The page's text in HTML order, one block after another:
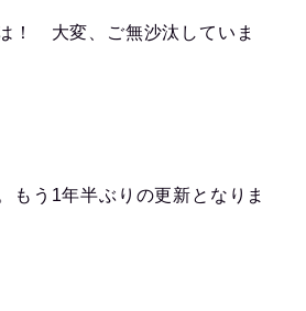
！ 大変、ご無沙汰していま
もう1年半ぶりの更新となりま